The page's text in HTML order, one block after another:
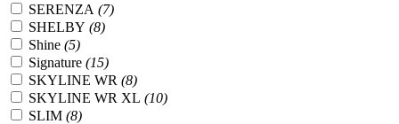
SERENZA (7)
SHELBY (8)
Shine (5)
Signature (15)
SKYLINE WR (8)
SKYLINE WR XL (10)
SLIM (8)